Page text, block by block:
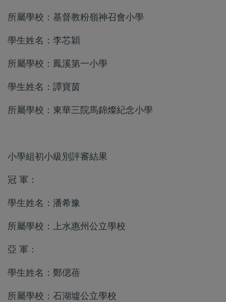
所屬學校：基督教粉嶺神召會小學
學生姓名：李芯穎
所屬學校：鳳溪第一小學
學生姓名：譚寶茵
所屬學校：東華三院馬錦燦紀念小學
小學組初小級別評審結果
冠 軍：
學生姓名：潘希豫
所屬學校：上水惠州公立學校
亞 軍：
學生姓名：鄭偲蓓
所屬學校：石湖墟公立學校